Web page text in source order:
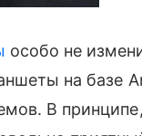
особо не
на базе
В